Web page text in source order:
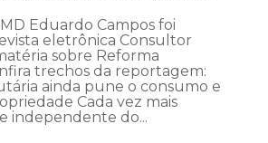
Eduardo Campos foi
eletrônica Consultor
sobre Reforma
trechos da reportagem:
ainda pune o consumo e
Cada vez mais
independente do...